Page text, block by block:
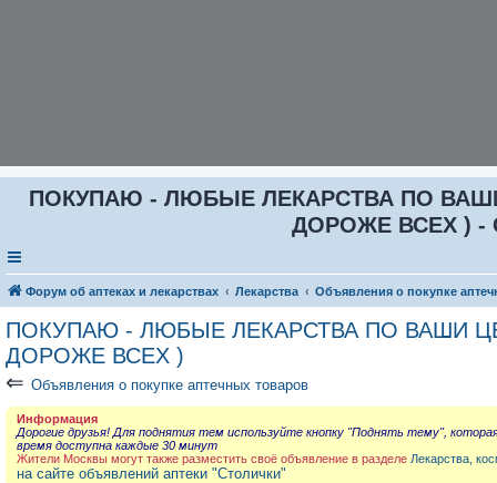
ПОКУПАЮ - ЛЮБЫЕ ЛЕКАРСТВА ПО ВАШИ
ДОРОЖЕ ВСЕХ ) -
Форум об аптеках и лекарствах Лекарства Объявления о покупке
ПОКУПАЮ - ЛЮБЫЕ ЛЕКАРСТВА ПО ВАШИ
ДОРОЖЕ ВСЕХ )
⇐ Объявления о покупке аптечных товаров
Информация
Дорогие друзья! Для поднятия тем используйте кнопку "Поднять тему",
время доступна каждые 30 минут
Жители Москвы могут также разместить своё объявление в разделе Лекарства,
на сайте объявлений аптеки "Столички"